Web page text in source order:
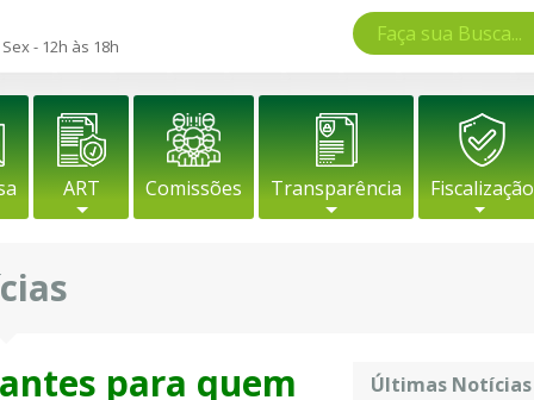
- 12h às 18h
ART Comissões Transparência Fiscalização
para quem
Últimas Notícias